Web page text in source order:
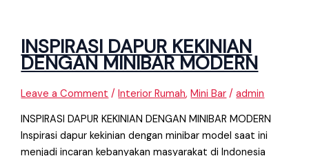
INSPIRASI DAPUR KEKINIAN
DENGAN MINIBAR MODERN
Leave a Comment /Interior Rumah,Mini Bar /admin
INSPIRASI DAPUR KEKINIAN DENGAN MINIBAR MODERN
Inspirasi dapur kekinian dengan minibar model saat ini
menjadi incaran kebanyakan masyarakat di Indonesia